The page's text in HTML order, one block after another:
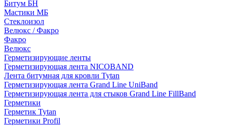
Битум БН
Мастики МБ
Стеклоизол
Велюкс / Факро
Факро
Велюкс
Герметизирующие ленты
Герметизирующая лента NICOBAND
Лента битумная для кровли Tytan
Герметизирующая лента Grand Line UniBand
Герметизирующая лента для стыков Grand Line FillBand
Герметики
Герметик Tytan
Герметики Profil